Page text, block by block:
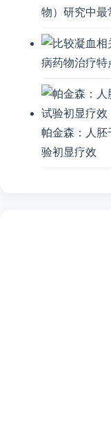
物）研究中最
病药物治疗特
帕金森：人胚
验初显疗效